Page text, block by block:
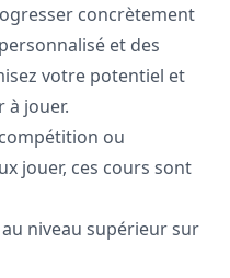
concrètement
et des
votre potentiel et
à jouer.
ou
jouer, ces cours sont
niveau supérieur sur